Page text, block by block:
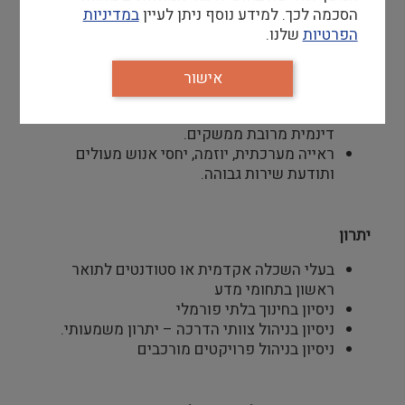
דרישות סף
בעלי השכלה אקדמית או סטודנטים לתואר
ראשון לפחות – חובה
ניסיון בהדרכה – חובה
דינמית מרובת ממשקים.
ראייה מערכתית, יוזמה, יחסי אנוש מעולים
ותודעת שירות גבוהה.
יתרון
בעלי השכלה אקדמית או סטודנטים לתואר
ראשון בתחומי מדע
ניסיון בחינוך בלתי פורמלי
ניסיון בניהול צוותי הדרכה – יתרון משמעותי.
ניסיון בניהול פרויקטים מורכבים
הסכמה לכך. למידע נוסף ניתן לעייןבמדיניות
הפרטיותשלנו.
אישור